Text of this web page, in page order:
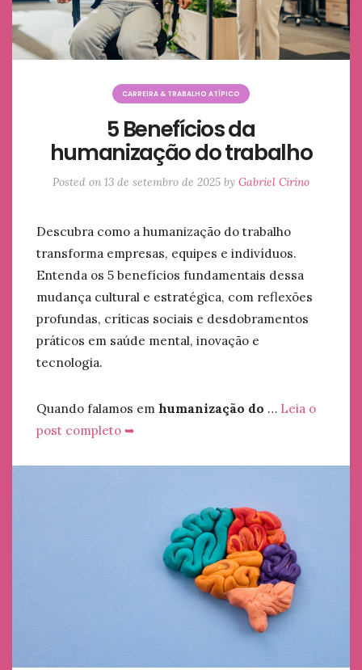
CARREIRA & TRABALHO ATÍPICO
5 Benefícios da
humanização do trabalho
Posted on 13 de setembro de 2025 by Gabriel Cirino
Descubra como a humanização do trabalho
transforma empresas, equipes e indivíduos.
Entenda os 5 benefícios fundamentais dessa
mudança cultural e estratégica, com reflexões
profundas, críticas sociais e desdobramentos
práticos em saúde mental, inovação e
tecnologia.
Quando falamos em humanização do … Leia o
post completo ➥